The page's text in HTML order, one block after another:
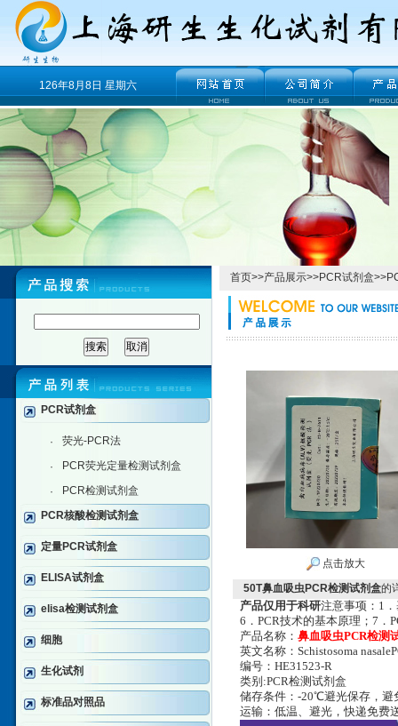
126年8月8日 星期六
PCR试剂盒
· 荧光-PCR法
· PCR荧光定量检测试剂盒
·
PCR检测试剂盒
PCR核酸检测试剂盒
定量PCR试剂盒
ELISA试剂盒
elisa检测试剂盒
细胞
生化试剂
标准品对照品
首页>>产品展示>>PCR试剂盒>>
点击放大
50T鼻血吸虫PCR检测试剂盒的
产品仅用于科研注意事项：1
6．PCR技术的基本原理；7．
产品名称： 鼻血吸虫PCR检测
英文名称：Schistosoma
编号：HE31523-R
类别:PCR检测试剂盒
储存条件：-20℃避光保存，避
运输：低温、避光，快递免费